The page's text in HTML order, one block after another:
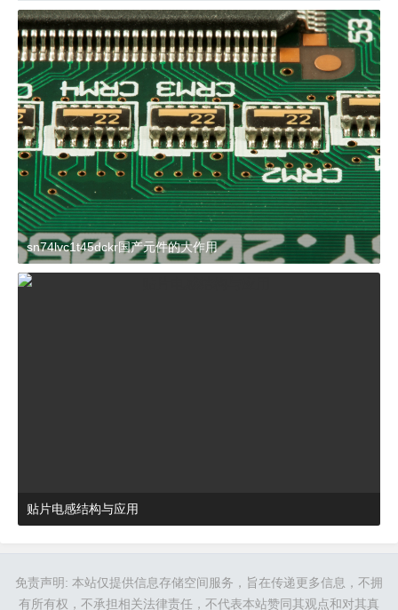
sn74lvc1t45dckr国产元件的大作用
贴片电感结构与应用
免责声明: 本站仅提供信息存储空间服务，旨在传递更多信息，不拥
有所有权，不承担相关法律责任，不代表本站赞同其观点和对其真